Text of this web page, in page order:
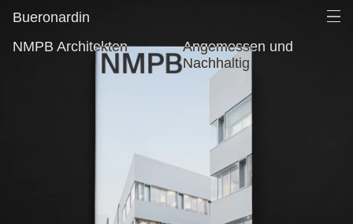
Bueronardin
NMPB Architekten
Angemessen und
Nachhaltig